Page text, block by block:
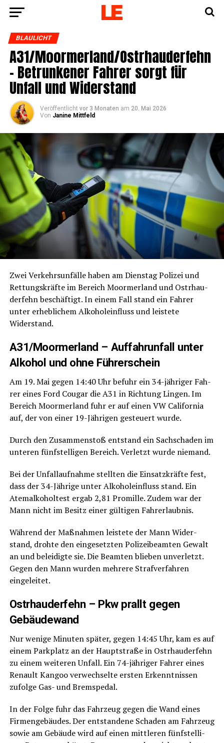
BLAULICHT
A31/Moormerland/Ostrhauderfehn
– Betrun­ke­ner Fah­rer sorgt für
Unfall und Widerstand
Veröffentlicht vor 3 Monaten am 20. Mai 2026
Von Janine Mittfeld
Zwei Ver­kehrs­un­fäl­le haben am Diens­tag Poli­zei und
Ret­tungs­kräf­te im Bereich Moorm­er­land und Ost­rhau­
der­fehn beschäf­tigt. In einem Fall stand ein Fah­rer
unter erheb­li­chem Alko­hol­ein­fluss und leis­te­te
Widerstand.
A31/Moormerland – Auf­fahr­un­fall unter
Alko­hol und ohne Führerschein
Am 19. Mai gegen 14:40 Uhr befuhr ein 34-jäh­ri­ger Fah­
rer eines Ford Cou­gar die A31 in Rich­tung Lin­gen. Im
Bereich Moorm­er­land fuhr er auf einen VW Cali­for­nia
auf, der von einer 19-Jäh­ri­gen gesteu­ert wurde.
Durch den Zusam­men­stoß ent­stand ein Sach­scha­den im
unte­ren fünf­stel­li­gen Bereich. Ver­letzt wur­de niemand.
Bei der Unfall­auf­nah­me stell­ten die Ein­satz­kräf­te fest,
dass der 34-Jäh­ri­ge unter Alko­hol­ein­fluss stand. Ein
Atem­al­ko­hol­test ergab 2,81 Pro­mil­le. Zudem war der
Mann nicht im Besitz einer gül­ti­gen Fahrerlaubnis.
Wäh­rend der Maß­nah­men leis­te­te der Mann Wider­
stand, droh­te den ein­ge­setz­ten Poli­zei­be­am­ten Gewalt
an und belei­dig­te sie. Die Beam­ten blie­ben unver­letzt.
Gegen den Mann wur­den meh­re­re Straf­ver­fah­ren
eingeleitet.
Ost­rhau­der­fehn – Pkw prallt gegen
Gebäudewand
Nur weni­ge Minu­ten spä­ter, gegen 14:45 Uhr, kam es auf
einem Park­platz an der Haupt­stra­ße in Ost­rhau­der­fehn
zu einem wei­te­ren Unfall. Ein 74-jäh­ri­ger Fah­rer eines
Renault Kan­goo ver­wech­sel­te ers­ten Erkennt­nis­sen
zufol­ge Gas- und Bremspedal.
In der Fol­ge fuhr das Fahr­zeug gegen die Wand eines
Fir­men­ge­bäu­des. Der ent­stan­de­ne Scha­den am Fahr­zeug
sowie am Gebäu­de wird auf einen mitt­le­ren fünf­stel­li­